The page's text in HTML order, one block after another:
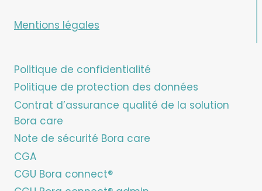
Mentions légales
Politique de confidentialité
Politique de protection des données
Contrat d’assurance qualité de la solution
Bora care
Note de sécurité Bora care
CGA
CGU Bora connect®